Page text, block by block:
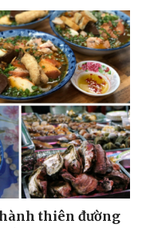
thiên đường